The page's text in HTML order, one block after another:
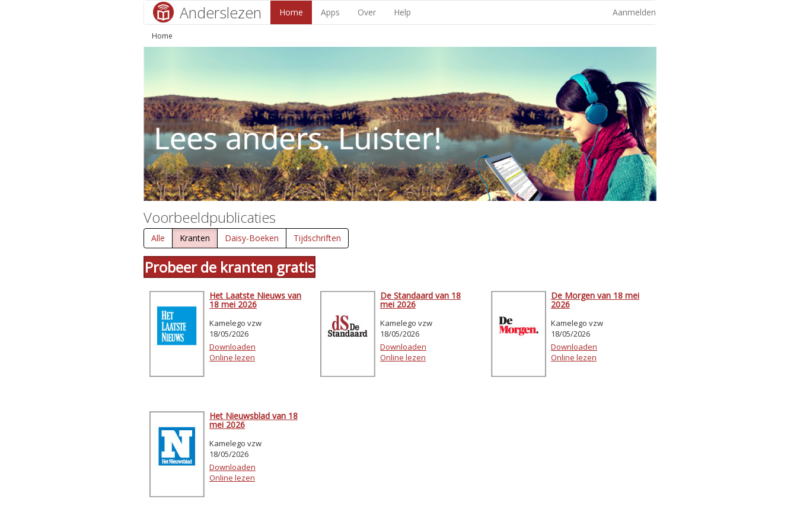
Anderslezen Home Apps Over Help Aanmelden
Home
Voorbeeldpublicaties
Alle Kranten Daisy-Boeken Tijdschriften
Probeer de kranten gratis
Het Laatste Nieuws van
18 mei 2026
Kamelego vzw
18/05/2026
Downloaden
Online lezen
De Standaard van 18
mei 2026
Kamelego vzw
18/05/2026
Downloaden
Online lezen
De Morgen van 18 mei
2026
Kamelego vzw
18/05/2026
Downloaden
Online lezen
Het Nieuwsblad van 18
mei 2026
Kamelego vzw
18/05/2026
Downloaden
Online lezen